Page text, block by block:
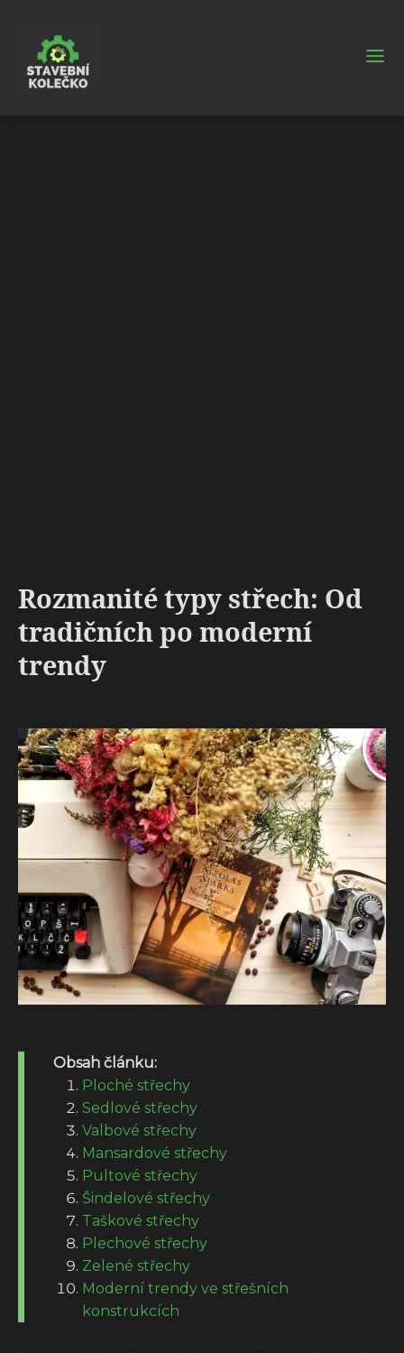
Rozmanité typy střech: Od
tradičních po moderní
trendy
Obsah článku:
Ploché střechy
Sedlové střechy
Valbové střechy
Mansardové střechy
Pultové střechy
Šindelové střechy
Taškové střechy
Plechové střechy
Zelené střechy
Moderní trendy ve střešních
konstrukcích